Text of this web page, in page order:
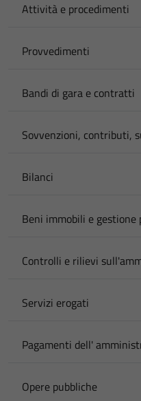
Attività e procedimenti
Provvedimenti
Bandi di gara e contratti
Sovvenzioni, contributi,
Bilanci
Beni immobili e
Controlli e rilievi
Servizi erogati
Pagamenti dell'
Opere pubbliche